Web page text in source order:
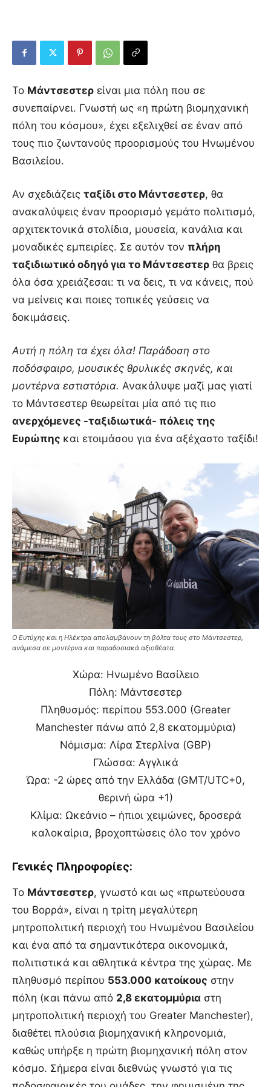
Το Μάντσεστερ είναι μια πόλη που σε
συνεπαίρνει. Γνωστή ως «η πρώτη βιομηχανική
πόλη του κόσμου», έχει εξελιχθεί σε έναν από
τους πιο ζωντανούς προορισμούς του Ηνωμένου
Βασιλείου.
Αν σχεδιάζεις ταξίδι στο Μάντσεστερ, θα
ανακαλύψεις έναν προορισμό γεμάτο πολιτισμό,
αρχιτεκτονικά στολίδια, μουσεία, κανάλια και
μοναδικές εμπειρίες. Σε αυτόν τον πλήρη
ταξιδιωτικό οδηγό για το Μάντσεστερ θα βρεις
όλα όσα χρειάζεσαι: τι να δεις, τι να κάνεις, πού
να μείνεις και ποιες τοπικές γεύσεις να
δοκιμάσεις.
Αυτή η πόλη τα έχει όλα! Παράδοση στο
ποδόσφαιρο, μουσικές θρυλικές σκηνές, και
μοντέρνα εστιατόρια. Ανακάλυψε μαζί μας γιατί
το Μάντσεστερ θεωρείται μία από τις πιο
ανερχόμενες -ταξιδιωτικά- πόλεις της
Ευρώπης και ετοιμάσου για ένα αξέχαστο ταξίδι!
Ο Ευτύχης και η Ηλέκτρα απολαμβάνουν τη βόλτα τους στο Μάντσεστερ,
ανάμεσα σε μοντέρνα και παραδοσιακά αξιοθέατα.
Χώρα: Ηνωμένο Βασίλειο
Πόλη: Μάντσεστερ
Πληθυσμός: περίπου 553.000 (Greater
Manchester πάνω από 2,8 εκατομμύρια)
Νόμισμα: Λίρα Στερλίνα (GBP)
Γλώσσα: Αγγλικά
Ώρα: -2 ώρες από την Ελλάδα (GMT/UTC+0,
θερινή ώρα +1)
Κλίμα: Ωκεάνιο – ήπιοι χειμώνες, δροσερά
καλοκαίρια, βροχοπτώσεις όλο τον χρόνο
Γενικές Πληροφορίες:
Το Μάντσεστερ, γνωστό και ως «πρωτεύουσα
του Βορρά», είναι η τρίτη μεγαλύτερη
μητροπολιτική περιοχή του Ηνωμένου Βασιλείου
και ένα από τα σημαντικότερα οικονομικά,
πολιτιστικά και αθλητικά κέντρα της χώρας. Με
πληθυσμό περίπου 553.000 κατοίκους στην
πόλη (και πάνω από 2,8 εκατομμύρια στη
μητροπολιτική περιοχή του Greater Manchester),
διαθέτει πλούσια βιομηχανική κληρονομιά,
καθώς υπήρξε η πρώτη βιομηχανική πόλη στον
κόσμο. Σήμερα είναι διεθνώς γνωστό για τις